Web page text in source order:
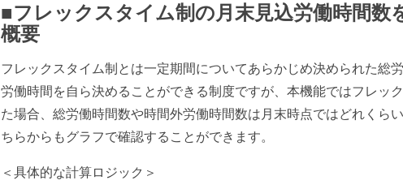
■フレックスタイム制の月末見込労働時間数
概要
フレックスタイム制とは一定期間についてあらかじめ決められた総
労働時間を自ら決めることができる制度ですが、本機能ではフレッ
た場合、総労働時間数や時間外労働時間数は月末時点ではどれくら
ちらからもグラフで確認することができます。
＜具体的な計算ロジック＞